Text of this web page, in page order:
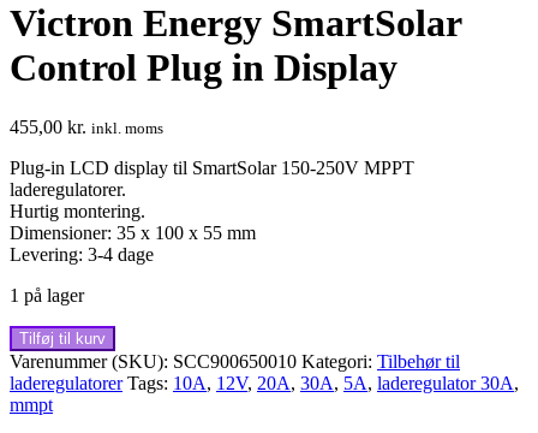
Victron Energy SmartSolar
Control Plug in Display
455,00 kr. inkl. moms
Plug-in LCD display til SmartSolar 150-250V MPPT
laderegulatorer.
Hurtig montering.
Dimensioner: 35 x 100 x 55 mm
Levering: 3-4 dage
1 på lager
Victron
Energy
SmartSolar
Control
Plug
Tilføj til kurv
Varenummer (SKU): SCC900650010 Kategori: Tilbehør til
laderegulatorer Tags: 10A, 12V, 20A, 30A, 5A, laderegulator 30A,
mmpt